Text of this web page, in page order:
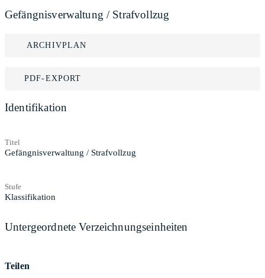
Gefängnisverwaltung / Strafvollzug
ARCHIVPLAN
PDF-EXPORT
Identifikation
Titel
Gefängnisverwaltung / Strafvollzug
Stufe
Klassifikation
Untergeordnete Verzeichnungseinheiten
Teilen